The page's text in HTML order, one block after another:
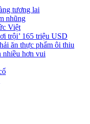
tương lai
nhũng
Việt
trội’ 165 triệu USD
ăn thực phẩm ôi thiu
nhiều hơn vui